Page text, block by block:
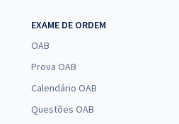
EXAME DE ORDEM
OAB
Prova OAB
Calendário OAB
Questões OAB